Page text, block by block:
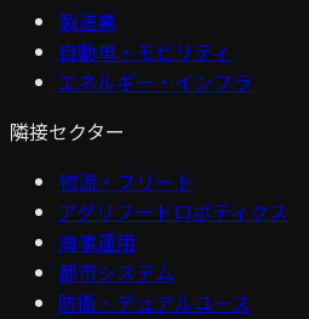
製造業
自動車・モビリティ
エネルギー・インフラ
隣接セクター
物流・フリート
アグリフードロボティクス
海事運用
都市システム
防衛・デュアルユース